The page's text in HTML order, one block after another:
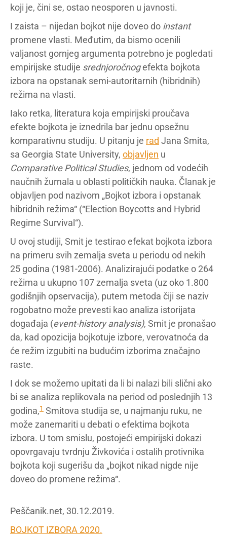
koji je, čini se, ostao neosporen u javnosti.
I zaista – nijedan bojkot nije doveo do instant
promene vlasti. Međutim, da bismo ocenili
valjanost gornjeg argumenta potrebno je pogledati
empirijske studije srednjoročnogefekta bojkota
izbora na opstanak semi-autoritarnih (hibridnih)
režima na vlasti.
Iako retka, literatura koja empirijski proučava
efekte bojkota je iznedrila bar jednu opsežnu
komparativnu studiju. U pitanju je rad Jana Smita,
sa Georgia State University, objavljen u
Comparative Political Studies, jednom od vodećih
naučnih žurnala u oblasti političkih nauka. Članak je
objavljen pod nazivom „Bojkot izbora i opstanak
hibridnih režima“ (“Election Boycotts and Hybrid
Regime Survival“).
U ovoj studiji, Smit je testirao efekat bojkota izbora
na primeru svih zemalja sveta u periodu od nekih
25 godina (1981-2006). Analizirajući podatke o 264
režima u ukupno 107 zemalja sveta (uz oko 1.800
godišnjih opservacija), putem metoda čiji se naziv
rogobatno može prevesti kao analiza istorijata
događaja (event-history analysis), Smit je pronašao
da, kad opozicija bojkotuje izbore, verovatnoća da
će režim izgubiti na budućim izborima značajno
raste.
I dok se možemo upitati da li bi nalazi bili slični ako
bi se analiza replikovala na period od poslednjih 13
godina,1 Smitova studija se, u najmanju ruku, ne
može zanemariti u debati o efektima bojkota
izbora. U tom smislu, postojeći empirijski dokazi
opovrgavaju tvrdnju Živkovića i ostalih protivnika
bojkota koji sugerišu da „bojkot nikad nigde nije
doveo do promene režima“.
Peščanik.net, 30.12.2019.
BOJKOT IZBORA 2020.